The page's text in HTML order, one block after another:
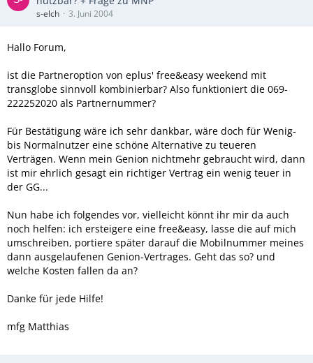
s-elch 3. Juni 2004
Hallo Forum,
ist die Partneroption von eplus' free&easy weekend mit
transglobe sinnvoll kombinierbar? Also funktioniert die 069-
222252020 als Partnernummer?
Für Bestätigung wäre ich sehr dankbar, wäre doch für Wenig-
bis Normalnutzer eine schöne Alternative zu teueren
Verträgen. Wenn mein Genion nichtmehr gebraucht wird, dann
ist mir ehrlich gesagt ein richtiger Vertrag ein wenig teuer in
der GG...
Nun habe ich folgendes vor, vielleicht könnt ihr mir da auch
noch helfen: ich ersteigere eine free&easy, lasse die auf mich
umschreiben, portiere später darauf die Mobilnummer meines
dann ausgelaufenen Genion-Vertrages. Geht das so? und
welche Kosten fallen da an?
Danke für jede Hilfe!
mfg Matthias